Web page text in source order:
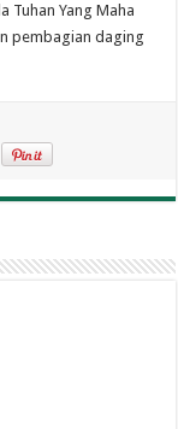
Tuhan Yang Maha
pembagian daging